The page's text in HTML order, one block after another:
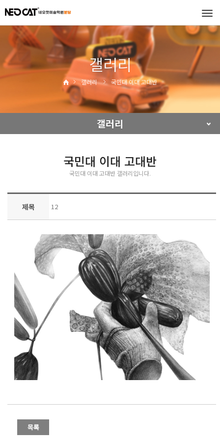
갤러리
갤러리 국민대 이대 고대반
갤러리
국민대 이대 고대반
국민대 이대 고대반 갤러리입니다.
제목 12